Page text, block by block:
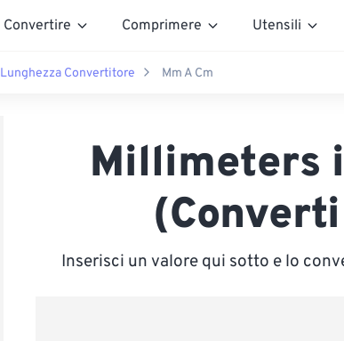
Convertire Comprimere Utensili
Lunghezza Convertitore Mm A Cm
Millimeters
Inserisci un valore qui sotto e lo